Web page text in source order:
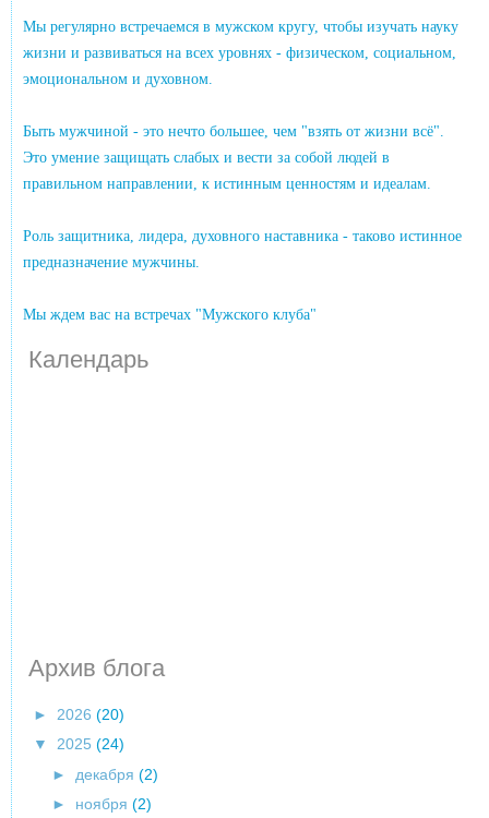
Мы регулярно встречаемся в мужском кругу, чтобы изучать науку
жизни и развиваться на всех уровнях - физическом, социальном,
эмоциональном и духовном.
Быть мужчиной - это нечто большее, чем "взять от жизни всё".
Это умение защищать слабых и вести за собой людей в
правильном направлении, к истинным ценностям и идеалам.
Роль защитника, лидера, духовного наставника - таково истинное
предназначение мужчины.
Мы ждем вас на встречах "Мужского клуба"
Календарь
Архив блога
► 2026(20)
▼ 2025(24)
► декабря(2)
► ноября(2)